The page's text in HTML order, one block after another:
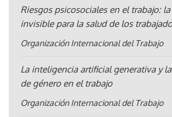
Riesgos psicosociales en el trabajo:
invisible para la salud de los
Organización Internacional del Trabajo
La inteligencia artificial generativa y
de género en el trabajo
Organización Internacional del Trabajo